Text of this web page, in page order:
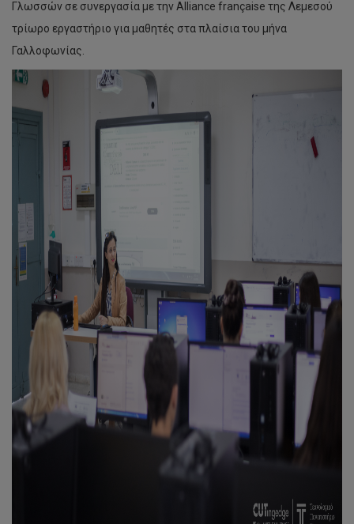
Γλωσσών σε συνεργασία με την Alliance française της Λεμεσού
τρίωρο εργαστήριο για μαθητές στα πλαίσια του μήνα
Γαλλοφωνίας.